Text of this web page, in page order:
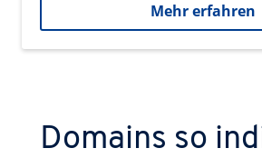
Mehr erfahren
Domains so